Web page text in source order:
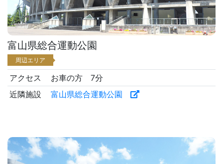
富山県総合運動公園
周辺エリア
アクセス
お車の方 7分
近隣施設
富山県総合運動公園